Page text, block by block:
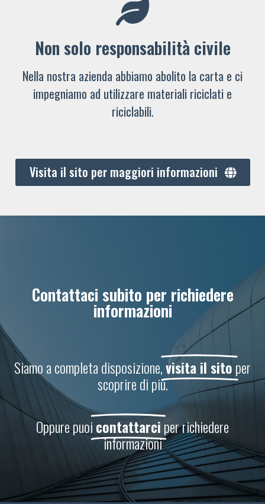
Non solo responsabilità civile
Nella nostra azienda abbiamo abolito la carta e ci
impegniamo ad utilizzare materiali riciclati e
riciclabili.
Visita il sito per maggiori informazioni
Contattaci subito per richiedere
informazioni
Siamo a completa disposizione,visita il sitoper
scoprire di più.
Oppure puoicontattarciper richiedere
informazioni